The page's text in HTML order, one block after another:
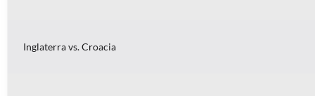
Inglaterra vs. Croacia